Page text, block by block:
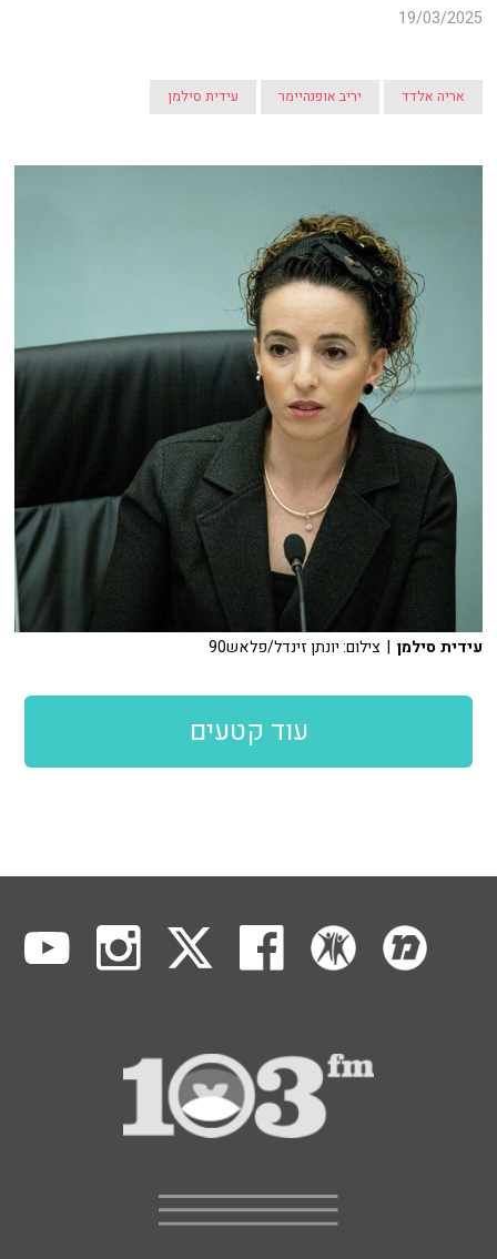
19/03/2025
אריה אלדד יריב אופנהיימר עידית סילמן
עידית סילמן | צילום: יונתן זינדל/פלאש90
עוד קטעים